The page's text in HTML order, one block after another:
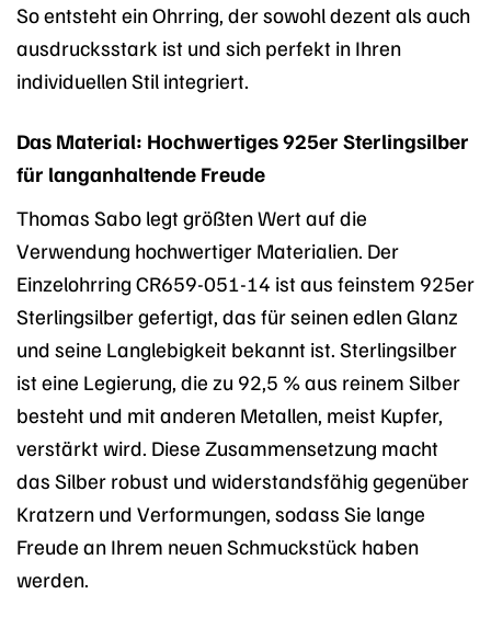
So entsteht ein Ohrring, der sowohl dezent als auch
ausdrucksstark ist und sich perfekt in Ihren
individuellen Stil integriert.
Das Material: Hochwertiges 925er Sterlingsilber
für langanhaltende Freude
Thomas Sabo legt größten Wert auf die
Verwendung hochwertiger Materialien. Der
Einzelohrring CR659-051-14 ist aus feinstem 925er
Sterlingsilber gefertigt, das für seinen edlen Glanz
und seine Langlebigkeit bekannt ist. Sterlingsilber
ist eine Legierung, die zu 92,5 % aus reinem Silber
besteht und mit anderen Metallen, meist Kupfer,
verstärkt wird. Diese Zusammensetzung macht
das Silber robust und widerstandsfähig gegenüber
Kratzern und Verformungen, sodass Sie lange
Freude an Ihrem neuen Schmuckstück haben
werden.